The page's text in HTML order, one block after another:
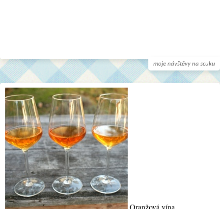
moje návštěvy na scuku
Oranžová vína